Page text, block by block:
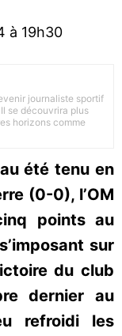
à 19h30
journaliste sportif
se découvrira plus
horizons comme
été tenu en
(0-0), l’OM
points au
sur
du club
dernier au
refroidi les